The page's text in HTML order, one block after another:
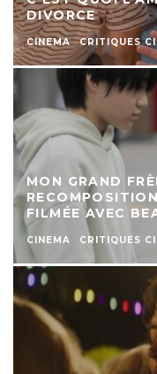
DIVORCE
CINEMA CRITIQUES
MON GRAND
FILMÉE AVEC
CINEMA CRITIQUES